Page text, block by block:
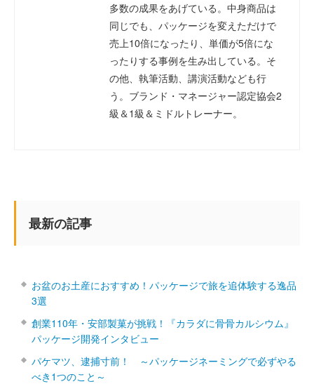
多数の成果をあげている。中身商品は
同じでも、パッケージを変えただけで
売上10倍になったり、単価が5倍にな
ったりする事例を生み出している。そ
の他、執筆活動、講演活動なども行
う。ブランド・マネージャー認定協会2
級＆1級＆ミドルトレーナー。
最新の記事
お盆のお土産におすすめ！パッケージで旅を追体験する逸品
3選
創業110年・安部製菓が挑戦！『カラダに骨骨カルシウム』
パッケージ開発インタビュー
パケマツ、逮捕寸前！ ～パッケージネーミングで必ずやる
べき1つのこと～